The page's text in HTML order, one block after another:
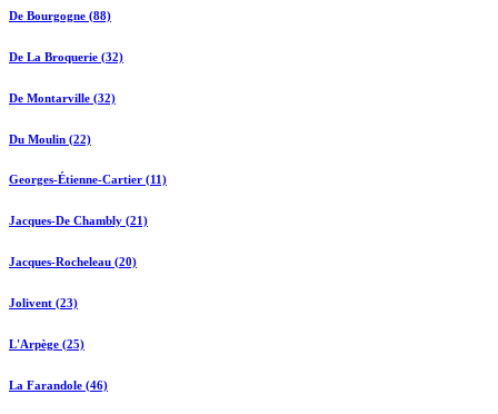
De Bourgogne (88)
De La Broquerie (32)
De Montarville (32)
Du Moulin (22)
Georges-Étienne-Cartier (11)
Jacques-De Chambly (21)
Jacques-Rocheleau (20)
Jolivent (23)
L'Arpège (25)
La Farandole (46)